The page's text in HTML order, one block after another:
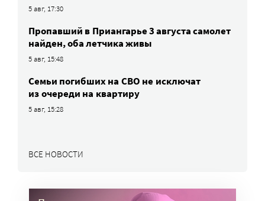
5 авг, 17:30
Пропавший в Приангарье 3 августа самолет
найден, оба летчика живы
5 авг, 15:48
Семьи погибших на СВО не исключат
из очереди на квартиру
5 авг, 15:28
ВСЕ НОВОСТИ